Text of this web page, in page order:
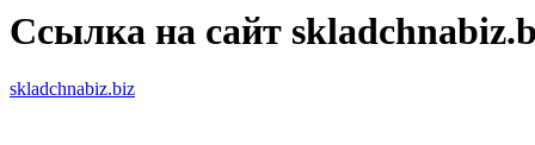
Ссылка на сайт
skladchnabiz.biz